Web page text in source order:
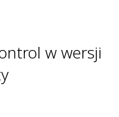
w wersji